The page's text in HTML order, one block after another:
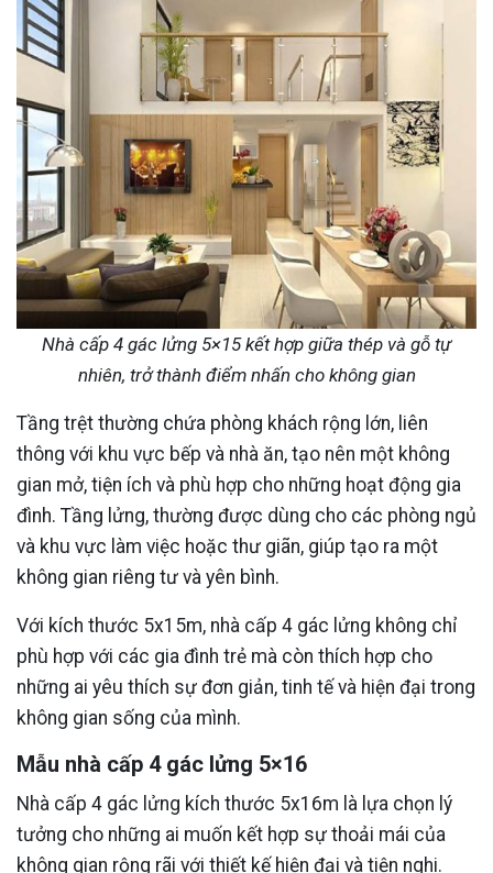
Nhà cấp 4 gác lửng 5×15 kết hợp giữa thép và gỗ tự
nhiên, trở thành điểm nhấn cho không gian
Tầng trệt thường chứa phòng khách rộng lớn, liên
thông với khu vực bếp và nhà ăn, tạo nên một không
gian mở, tiện ích và phù hợp cho những hoạt động gia
đình. Tầng lửng, thường được dùng cho các phòng ngủ
và khu vực làm việc hoặc thư giãn, giúp tạo ra một
không gian riêng tư và yên bình.
Với kích thước 5x15m, nhà cấp 4 gác lửng không chỉ
phù hợp với các gia đình trẻ mà còn thích hợp cho
những ai yêu thích sự đơn giản, tinh tế và hiện đại trong
không gian sống của mình.
Mẫu nhà cấp 4 gác lửng 5×16
Nhà cấp 4 gác lửng kích thước 5x16m là lựa chọn lý
tưởng cho những ai muốn kết hợp sự thoải mái của
không gian rộng rãi với thiết kế hiện đại và tiện nghi.